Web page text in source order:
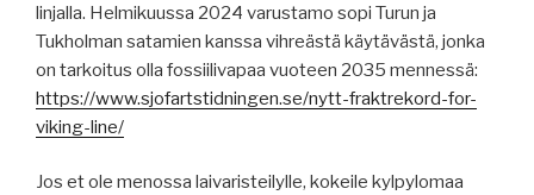
linjalla. Helmikuussa 2024 varustamo sopi Turun ja
Tukholman satamien kanssa vihreästä käytävästä, jonka
on tarkoitus olla fossiilivapaa vuoteen 2035 mennessä:
https://www.sjofartstidningen.se/nytt-fraktrekord-for-
viking-line/
Jos et ole menossa laivaristeilylle, kokeile kylpylomaa